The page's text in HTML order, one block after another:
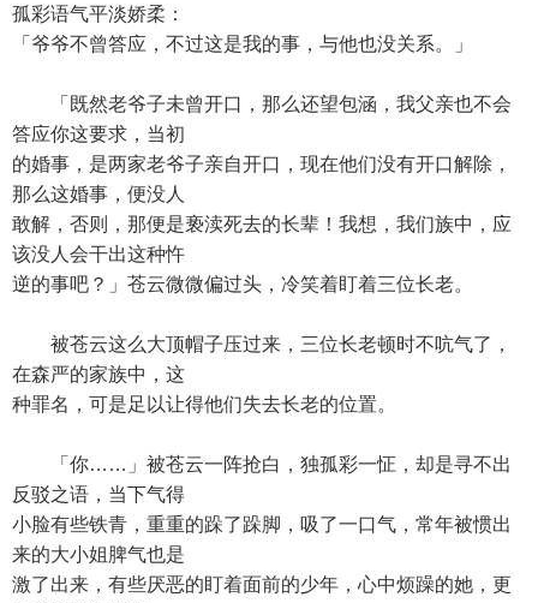
孤彩语气平淡娇柔：
「爷爷不曾答应，不过这是我的事，与他也没关系。」
「既然老爷子未曾开口，那么还望包涵，我父亲也不会
答应你这要求，当初
的婚事，是两家老爷子亲自开口，现在他们没有开口解除，
那么这婚事，便没人
敢解，否则，那便是亵渎死去的长辈！我想，我们族中，应
该没人会干出这种忤
逆的事吧？」苍云微微偏过头，冷笑着盯着三位长老。
被苍云这么大顶帽子压过来，三位长老顿时不吭气了，
在森严的家族中，这
种罪名，可是足以让得他们失去长老的位置。
「你……」被苍云一阵抢白，独孤彩一怔，却是寻不出
反驳之语，当下气得
小脸有些铁青，重重的跺了跺脚，吸了一口气，常年被惯出
来的大小姐脾气也是
激了出来，有些厌恶的盯着面前的少年，心中烦躁的她，更